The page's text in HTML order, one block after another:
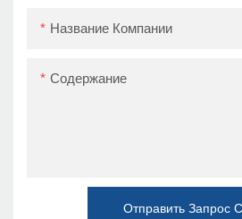
Название Компании
Содержание
Отправить Запрос